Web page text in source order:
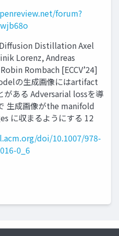
forum?
Distillation Axel
Lorenz, Andreas
Rombach [ECCV’24]
の生成画像にはartifact
がある Adversarial lossを導
生成画像がthe manifold
に収まるようにする 12
doi/10.1007/978-
0_6